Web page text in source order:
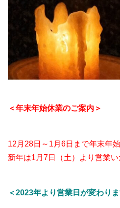
＜年末年始休業のご案内＞
12月28日～1月6日まで年末年
新年は1月7日（土）より営業い
＜2023年より営業日が変わりま